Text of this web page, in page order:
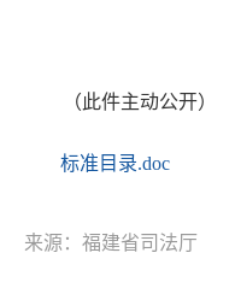
（此件主动公开）
标准目录.doc
来源：福建省司法厅